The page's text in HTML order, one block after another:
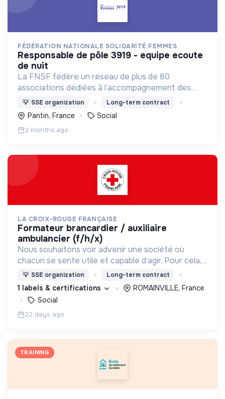
FÉDÉRATION NATIONALE SOLIDARITÉ FEMMES
responsable de pôle 3919 - equipe ecoute
de nuit
La FNSF fédère un réseau de plus de 80
associations dédiées à l’accompagnement des
victimes vers la sortie des violences sexistes et
sexuelles qu’elles subissent et gère la Ligne
d'Ecoute 3919.
💡 SSE organization Long-term contract
Pantin, France Social
2 months ago
LA CROIX-ROUGE FRANÇAISE
formateur brancardier / auxiliaire
ambulancier (f/h/x)
Nous souhaitons voir advenir une société où
chacun se sente utile et capable d’agir. Pour cela,
nous proposons des moyens et des lieux
d’engagement innovants et adaptés à tous.
💡 SSE organization Long-term contract
1 labels & certifications
ROMAINVILLE, France
Social
22 days ago
TRAINING